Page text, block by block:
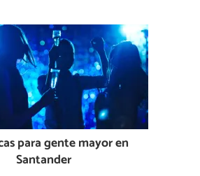
para gente mayor en
Santander